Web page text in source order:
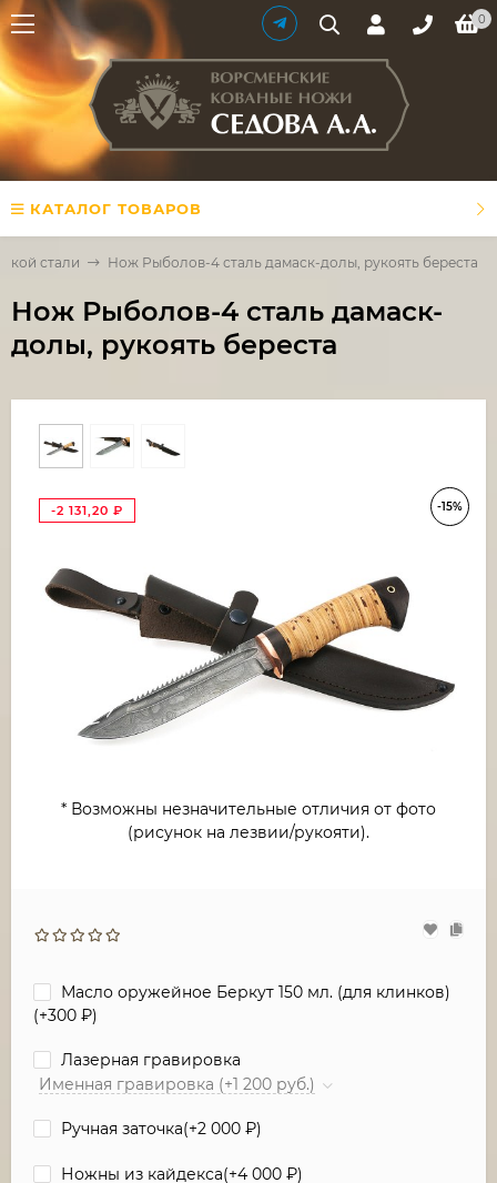
0
КАТАЛОГ ТОВАРОВ
стали Нож Рыболов-4 сталь дамаск-долы, рукоять береста
Нож Рыболов-4 сталь дамаск-
долы, рукоять береста
-15%
-2 131,20 ₽
* Возможны незначительные отличия от фото
(рисунок на лезвии/рукояти).
Масло оружейное Беркут 150 мл. (для клинков)
(+300 ₽)
Лазерная гравировка
Именная гравировка (+1 200 руб.)
Ручная заточка(+2 000 ₽)
Ножны из кайдекса(+4 000 ₽)